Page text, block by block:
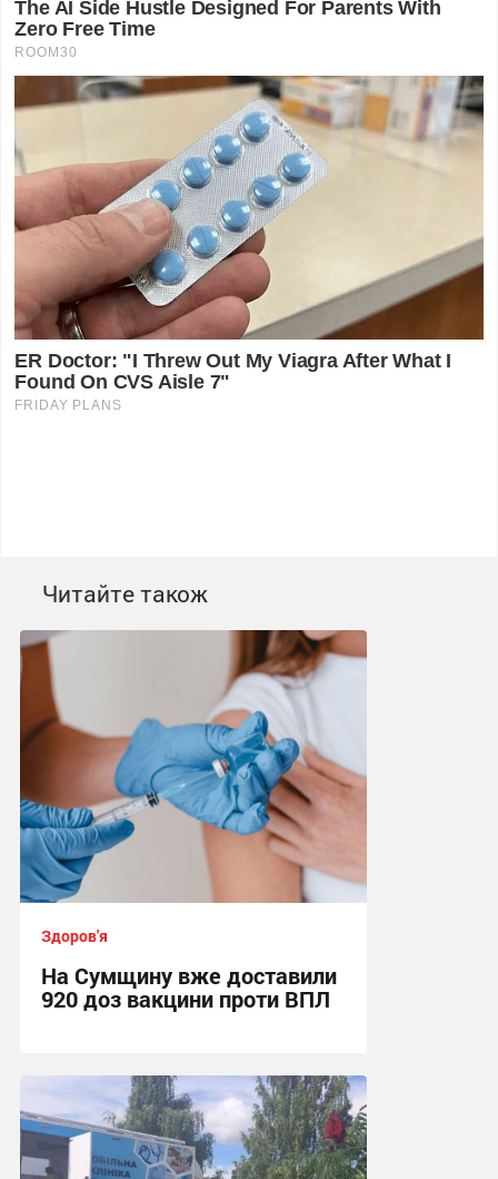
Читайте також
Здоров'я
На Сумщину вже доставили
920 доз вакцини проти ВПЛ
16:35, 4.08.2026